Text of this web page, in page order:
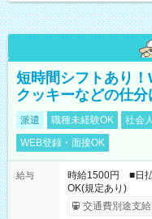
短時間シフトあり
クッキーなどの仕分
派遣 職種未経験OK 社会
WEB登録・面接OK
給与
時給1500円 ■日
OK(規定あり)
交通費別途支給